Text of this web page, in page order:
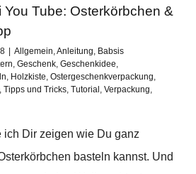
Tube: Osterkörbchen &
Allgemein,Anleitung, Babsis
, Geschenk, Geschenkidee,
, Holzkiste, Ostergeschenkverpackung,
, Tipps und Tricks, Tutorial , Verpackung,
ich Dir zeigen wie Du ganz
basteln kannst. Und